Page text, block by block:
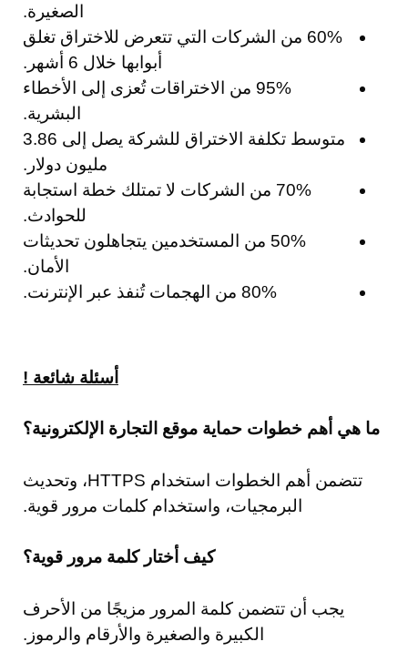
الصغيرة.
60% من الشركات التي تتعرض للاختراق تغلق
أبوابها خلال 6 أشهر.
95% من الاختراقات تُعزى إلى الأخطاء
البشرية.
متوسط تكلفة الاختراق للشركة يصل إلى 3.86
مليون دولار.
70% من الشركات لا تمتلك خطة استجابة
للحوادث.
50% من المستخدمين يتجاهلون تحديثات
الأمان.
80% من الهجمات تُنفذ عبر الإنترنت.
أسئلة شائعة !
ما هي أهم خطوات حماية موقع التجارة الإلكترونية؟
تتضمن أهم الخطوات استخدام HTTPS، وتحديث
البرمجيات، واستخدام كلمات مرور قوية.
كيف أختار كلمة مرور قوية؟
يجب أن تتضمن كلمة المرور مزيجًا من الأحرف
الكبيرة والصغيرة والأرقام والرموز.